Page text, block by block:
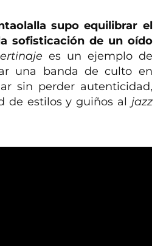
supo equilibrar el
sofisticación de un oído
es un ejemplo de
una banda de culto en
sin perder autenticidad,
de estilos y guiños al jazz